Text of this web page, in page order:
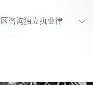
咨询独立执业律